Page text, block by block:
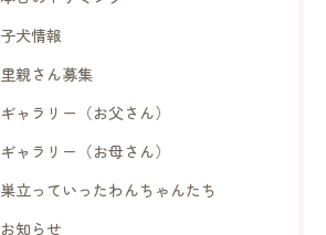
子犬情報
里親さん募集
ギャラリー（お父さん）
ギャラリー（お母さん）
巣立っていったわんちゃんたち
お知らせ